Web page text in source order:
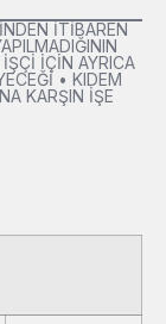
İTİBAREN
İÇİN AYRICA
• KIDEM
KARŞIN İŞE